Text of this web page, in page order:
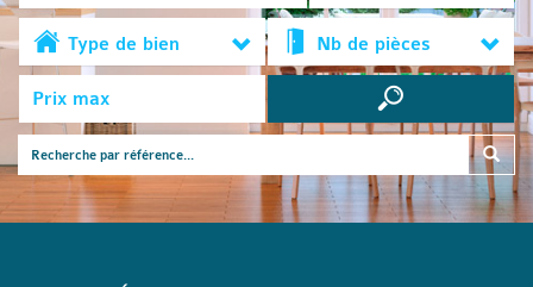
Type de bien Nb de pièces